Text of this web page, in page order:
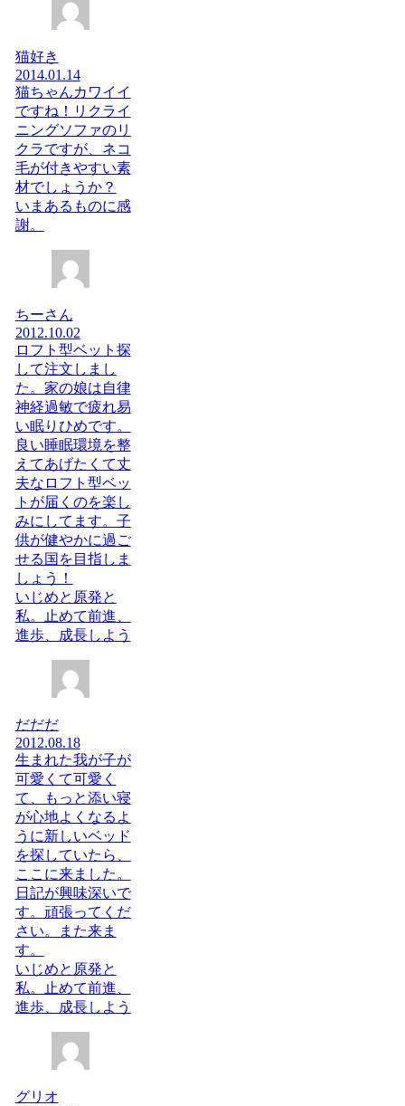
猫好き
2014.01.14
猫ちゃんカワイイ
ですね！リクライ
ニングソファのリ
クラですが、ネコ
毛が付きやすい素
材でしょうか？
いまあるものに感
謝。
ちーさん
2012.10.02
ロフト型ベット探
して注文しまし
た。家の娘は自律
神経過敏で疲れ易
い眠りひめです。
良い睡眠環境を整
えてあげたくて丈
夫なロフト型ベッ
トが届くのを楽し
みにしてます。子
供が健やかに過ご
せる国を目指しま
しょう！
いじめと原発と
私。止めて前進、
進歩、成長しよう
だだだ
2012.08.18
生まれた我が子が
可愛くて可愛く
て、もっと添い寝
が心地よくなるよ
うに新しいベッド
を探していたら、
ここに来ました。
日記が興味深いで
す。頑張ってくだ
さい。また来ま
す。
いじめと原発と
私。止めて前進、
進歩、成長しよう
グリオ